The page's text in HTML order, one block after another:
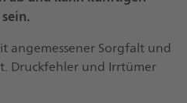
angemessener Sorgfalt und
Druckfehler und Irrtümer